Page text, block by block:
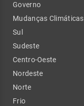
Governo
Mudanças Climáticas
Sul
Sudeste
Centro-Oeste
Nordeste
Norte
Frio